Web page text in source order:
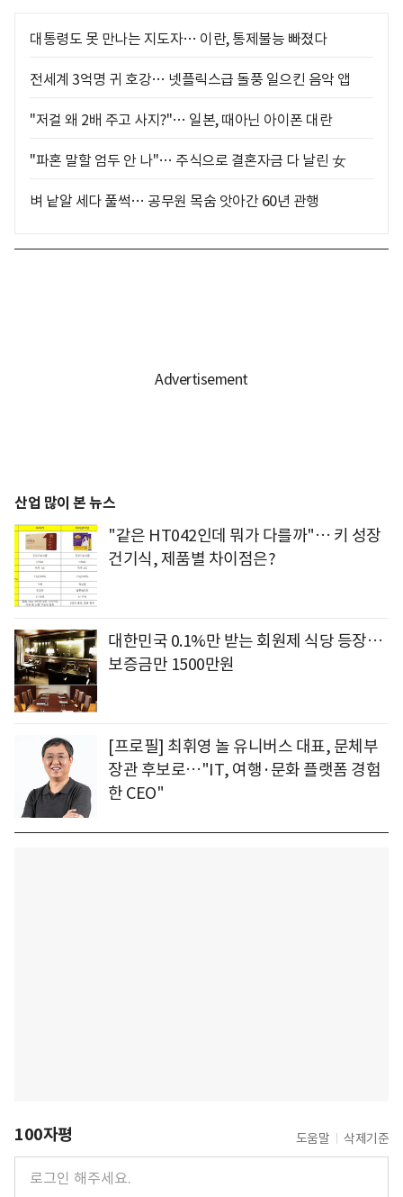
대통령도 못 만나는 지도자… 이란, 통제불능 빠졌다
전세계 3억명 귀 호강… 넷플릭스급 돌풍 일으킨 음악 앱
"저걸 왜 2배 주고 사지?"… 일본, 때아닌 아이폰 대란
"파혼 말할 엄두 안 나"… 주식으로 결혼자금 다 날린 女
벼 낱알 세다 풀썩… 공무원 목숨 앗아간 60년 관행
산업 많이 본 뉴스
"같은 HT042인데 뭐가 다를까"… 키 성장
건기식, 제품별 차이점은?
대한민국 0.1%만 받는 회원제 식당 등장…
보증금만 1500만원
[프로필] 최휘영 놀 유니버스 대표, 문체부
장관 후보로…"IT, 여행·문화 플랫폼 경험
한 CEO"
100자평 도움말 삭제기준